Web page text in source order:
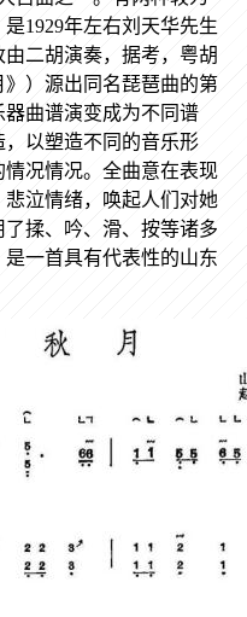
1929年左右刘天华先生
二胡演奏，据考，粤胡
）源出同名琵琶曲的第
曲谱演变成为不同谱
以塑造不同的音乐形
况情况。全曲意在表现
泣情绪，唤起人们对她
揉、吟、滑、按等诸多
一首具有代表性的山东